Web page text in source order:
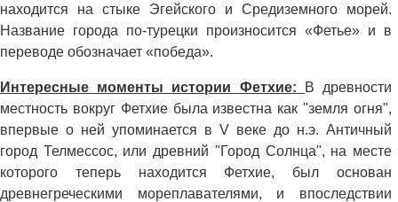
находится на стыке Эгейского и Средиземного морей.
Название города по-турецки произносится «Фетье» и в
переводе обозначает «победа».
Интересные моменты истории Фетхие:
В древности
местность вокруг Фетхие была известна как "земля огня",
впервые о ней упоминается в V веке до н.э. Античный
город Телмессос, или древний "Город Солнца", на месте
которого теперь находится Фетхие, был основан
древнегреческими мореплавателями, и впоследствии